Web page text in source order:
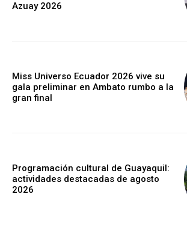
Azuay 2026
Miss Universo Ecuador 2026 vive su
gala preliminar en Ambato rumbo a la
gran final
Programación cultural de Guayaquil:
actividades destacadas de agosto
2026